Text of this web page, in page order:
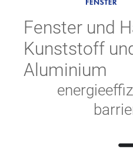
Fenster und
Kunststoff
Aluminium